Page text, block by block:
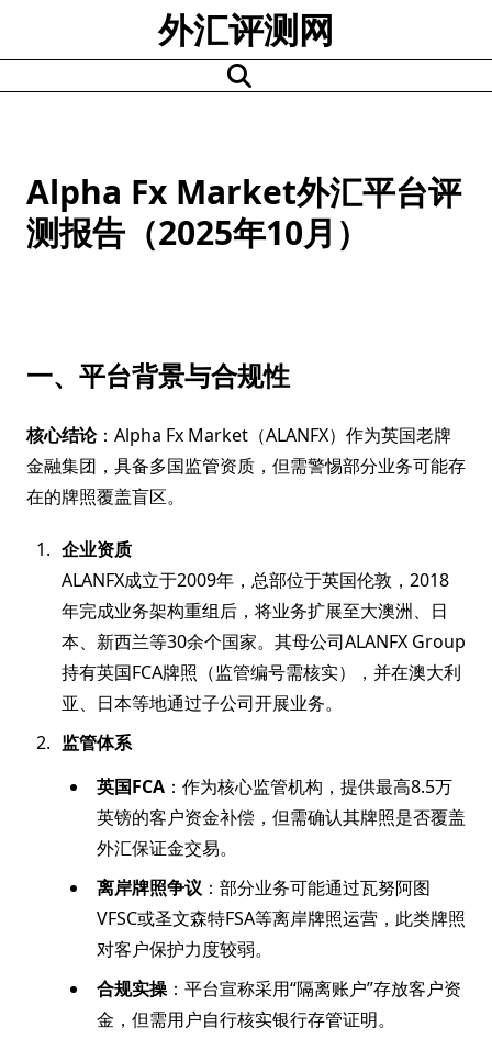
content
外汇评测网
Alpha Fx Market外汇平台评
测报告（2025年10月）
一、平台背景与合规性
核心结论：Alpha Fx Market（ALANFX）作为英国老牌
金融集团，具备多国监管资质，但需警惕部分业务可能存
在的牌照覆盖盲区。
企业资质
ALANFX成立于2009年，总部位于英国伦敦，2018
年完成业务架构重组后，将业务扩展至大澳洲、日
本、新西兰等30余个国家。其母公司ALANFX Group
持有英国FCA牌照（监管编号需核实），并在澳大利
亚、日本等地通过子公司开展业务。
监管体系
英国FCA ：作为核心监管机构，提供最高8.5万
英镑的客户资金补偿，但需确认其牌照是否覆盖
外汇保证金交易。
离岸牌照争议 ：部分业务可能通过瓦努阿图
VFSC或圣文森特FSA等离岸牌照运营，此类牌照
对客户保护力度较弱。
合规实操：平台宣称采用“隔离账户”存放客户资
金，但需用户自行核实银行存管证明。